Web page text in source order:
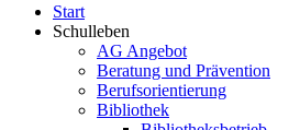
Start
Schulleben
AG Angebot
Beratung und Prävention
Berufsorientierung
Bibliothek